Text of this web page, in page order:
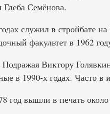
Глеба Семёнова.
служил в стройбате
факультет в 1962
Виктору
в 1990-х годах. Часто в
год вышли в печать